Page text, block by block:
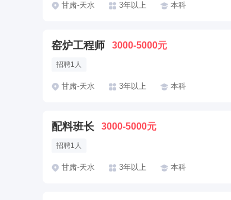
甘肃-天水 3年以上 本科
窑炉工程师 3000-5000元
招聘1人
甘肃-天水 3年以上 本科
配料班长 3000-5000元
招聘1人
甘肃-天水 3年以上 本科